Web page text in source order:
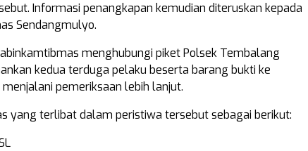
Informasi penangkapan kemudian diteruskan kepada
Sendangmulyo.
menghubungi piket Polsek Tembalang
kedua terduga pelaku beserta barang bukti ke
pemeriksaan lebih lanjut.
yang terlibat dalam peristiwa tersebut sebagai berikut: